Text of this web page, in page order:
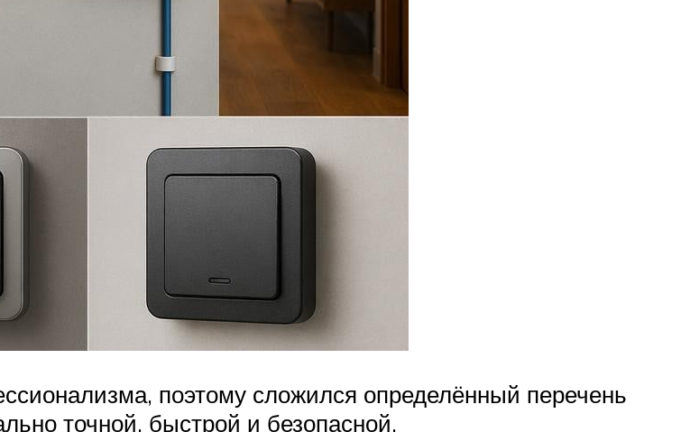
поэтому сложился определённый перечень
точной, быстрой и безопасной.